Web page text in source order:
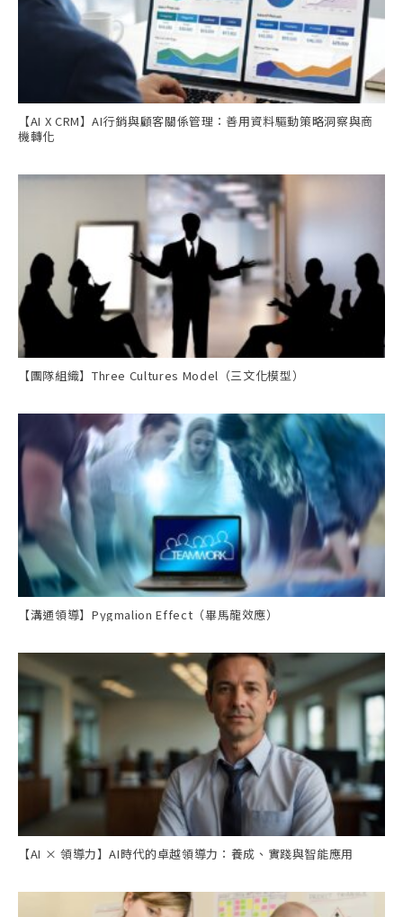
【AI X CRM】AI行銷與顧客關係管理：善用資料驅動策略洞察與商
機轉化
【團隊組織】Three Cultures Model（三文化模型）
【溝通領導】Pygmalion Effect（畢馬龍效應）
【AI × 領導力】AI時代的卓越領導力：養成、實踐與智能應用